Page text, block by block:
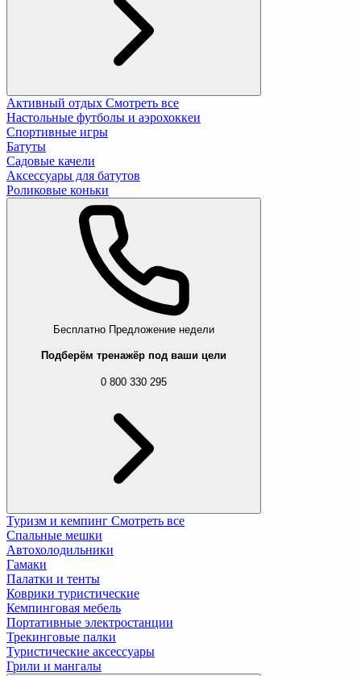
Активный отдых Смотреть все
Настольные футболы и аэрохоккеи
Спортивные игры
Батуты
Садовые качели
Аксессуары для батутов
Роликовые коньки
Бесплатно Предложение недели
Подберём тренажёр под ваши цели
0 800 330 295
Туризм и кемпинг Смотреть все
Спальные мешки
Автохолодильники
Гамаки
Палатки и тенты
Коврики туристические
Кемпинговая мебель
Портативные электростанции
Трекинговые палки
Туристические аксессуары
Грили и мангалы